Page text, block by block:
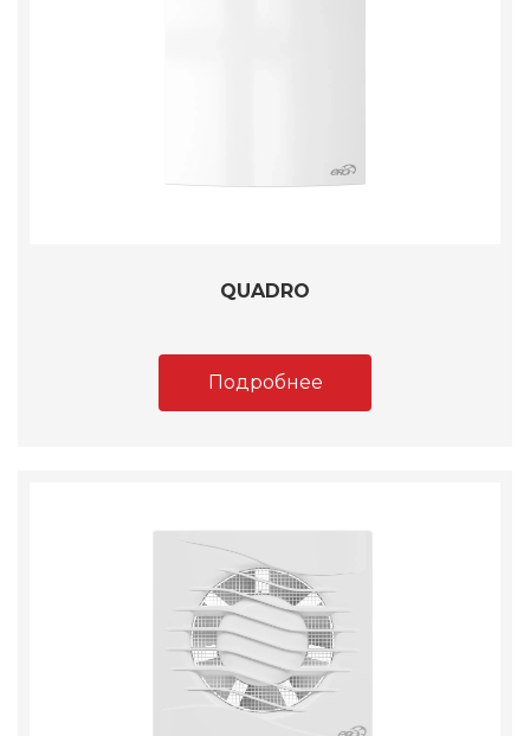
QUADRO
Подробнее